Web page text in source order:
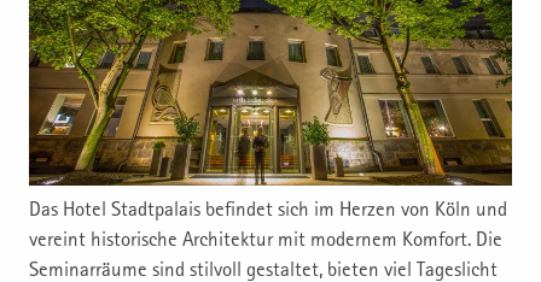
Das Hotel Stadtpalais befindet sich im Herzen von Köln und
vereint historische Architektur mit modernem Komfort. Die
Seminarräume sind stilvoll gestaltet, bieten viel Tageslicht